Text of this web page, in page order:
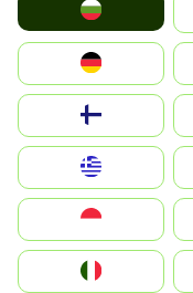
Switzerland
Deutschland
United Kingdom
Magyarország